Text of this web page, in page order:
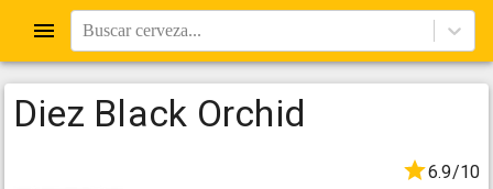
Buscar cerveza...
Diez Black Orchid
6.9/10